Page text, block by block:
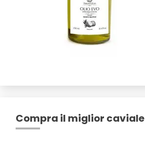
Compra il miglior caviale